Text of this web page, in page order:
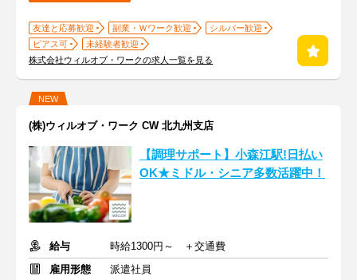
友達と応募歓迎 副業・Ｗワーク歓迎
シルバー歓迎
ピアス可
未経験者歓迎
株式会社ウィルオブ・ワークの求人一覧を見る
NEW
(株)ウィルオブ・ワーク CW 北九州支店
【調理サポート】小森江駅!日払い
OK★ミドル・シニア多数活躍中！
給与
時給1300円～ ＋交通費
雇用形態
派遣社員